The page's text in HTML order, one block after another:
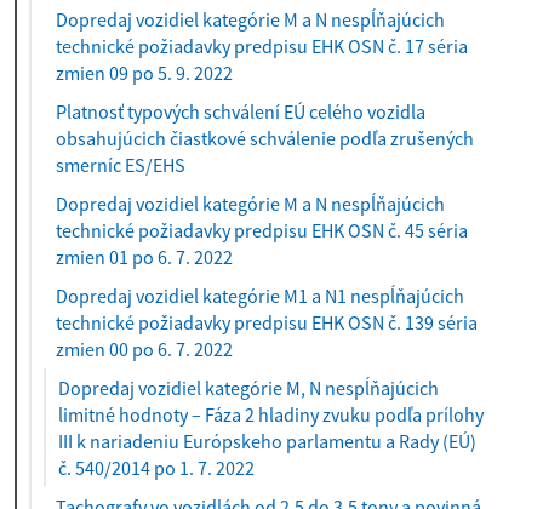
Dopredaj vozidiel kategórie M a N nespĺňajúcich
technické požiadavky predpisu EHK OSN č. 17 séria
zmien 09 po 5. 9. 2022
Platnosť typových schválení EÚ celého vozidla
obsahujúcich čiastkové schválenie podľa zrušených
smerníc ES/EHS
Dopredaj vozidiel kategórie M a N nespĺňajúcich
technické požiadavky predpisu EHK OSN č. 45 séria
zmien 01 po 6. 7. 2022
Dopredaj vozidiel kategórie M1 a N1 nespĺňajúcich
technické požiadavky predpisu EHK OSN č. 139 séria
zmien 00 po 6. 7. 2022
Dopredaj vozidiel kategórie M, N nespĺňajúcich
limitné hodnoty – Fáza 2 hladiny zvuku podľa prílohy
III k nariadeniu Európskeho parlamentu a Rady (EÚ)
č. 540/2014 po 1. 7. 2022